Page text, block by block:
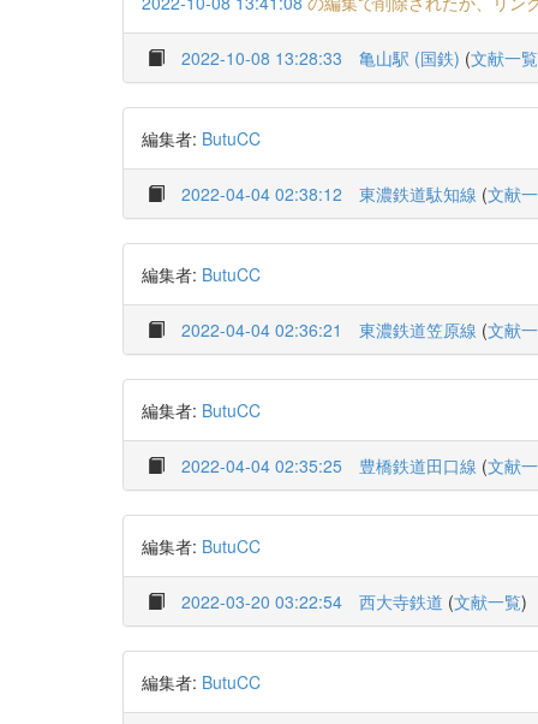
2022-10-08 13:28:33 亀山駅 (国鉄) (文献一覧
編集者: ButuCC
2022-04-04 02:38:12 東濃鉄道駄知線 (文献
編集者: ButuCC
2022-04-04 02:36:21 東濃鉄道笠原線 (文献
編集者: ButuCC
2022-04-04 02:35:25 豊橋鉄道田口線 (文献
編集者: ButuCC
2022-03-20 03:22:54 西大寺鉄道 (文献一覧)
編集者: ButuCC